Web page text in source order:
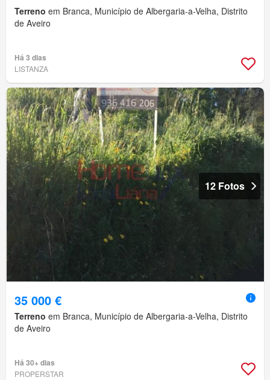
Terreno em Branca, Município de Albergaria-a-Velha, Distrito
de Aveiro
Há 3 dias
LISTANZA
12 Fotos
35 000 €
Terreno em Branca, Município de Albergaria-a-Velha, Distrito
de Aveiro
Há 30+ dias
PROPERSTAR